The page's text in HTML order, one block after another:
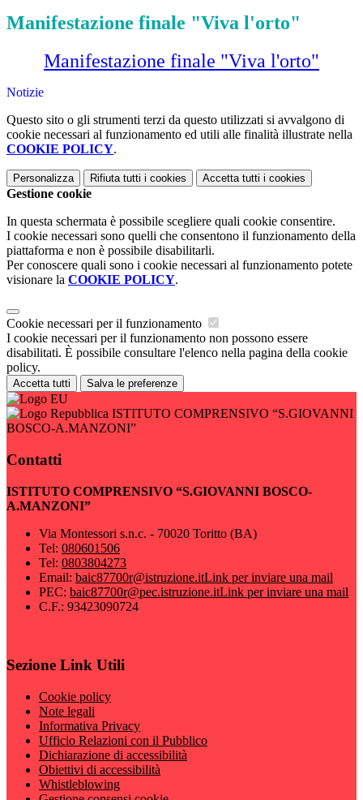
Manifestazione finale "Viva l'orto"
Manifestazione finale "Viva l'orto"
Notizie
Questo sito o gli strumenti terzi da questo utilizzati si avvalgono di
cookie necessari al funzionamento ed utili alle finalità illustrate nella
COOKIE POLICY.
Personalizza Rifiuta tutti i cookies Accetta tutti i cookies
Gestione cookie
In questa schermata è possibile scegliere quali cookie consentire.
I cookie necessari sono quelli che consentono il funzionamento della
piattaforma e non è possibile disabilitarli.
Per conoscere quali sono i cookie necessari al funzionamento potete
visionare la COOKIE POLICY.
Cookie necessari per il funzionamento
I cookie necessari per il funzionamento non possono essere
disabilitati. È possibile consultare l'elenco nella pagina della cookie
policy.
Accetta tutti Salva le preferenze
ISTITUTO COMPRENSIVO “S.GIOVANNI
BOSCO-A.MANZONI”
Contatti
ISTITUTO COMPRENSIVO “S.GIOVANNI BOSCO-
A.MANZONI”
Via Montessori s.n.c. - 70020 Toritto (BA)
Tel: 080601506
Tel: 0803804273
Email: baic87700r@istruzione.itLink per inviare una mail
PEC: baic87700r@pec.istruzione.itLink per inviare una mail
C.F.: 93423090724
Sezione Link Utili
Cookie policy
Note legali
Informativa Privacy
Ufficio Relazioni con il Pubblico
Dichiarazione di accessibilità
Obiettivi di accessibilità
Whistleblowing